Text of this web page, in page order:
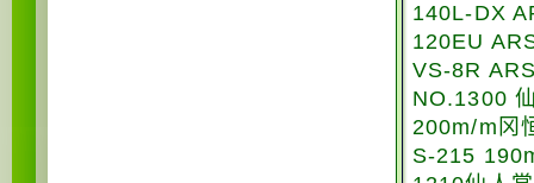
140L-DX
120EU
VS-8R
NO.1300
200m/m冈
S-215